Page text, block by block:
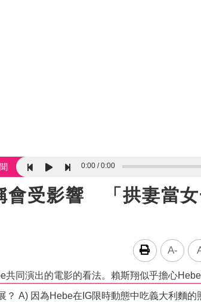
0:00 0:00
會受影響 「拱妻當
A-